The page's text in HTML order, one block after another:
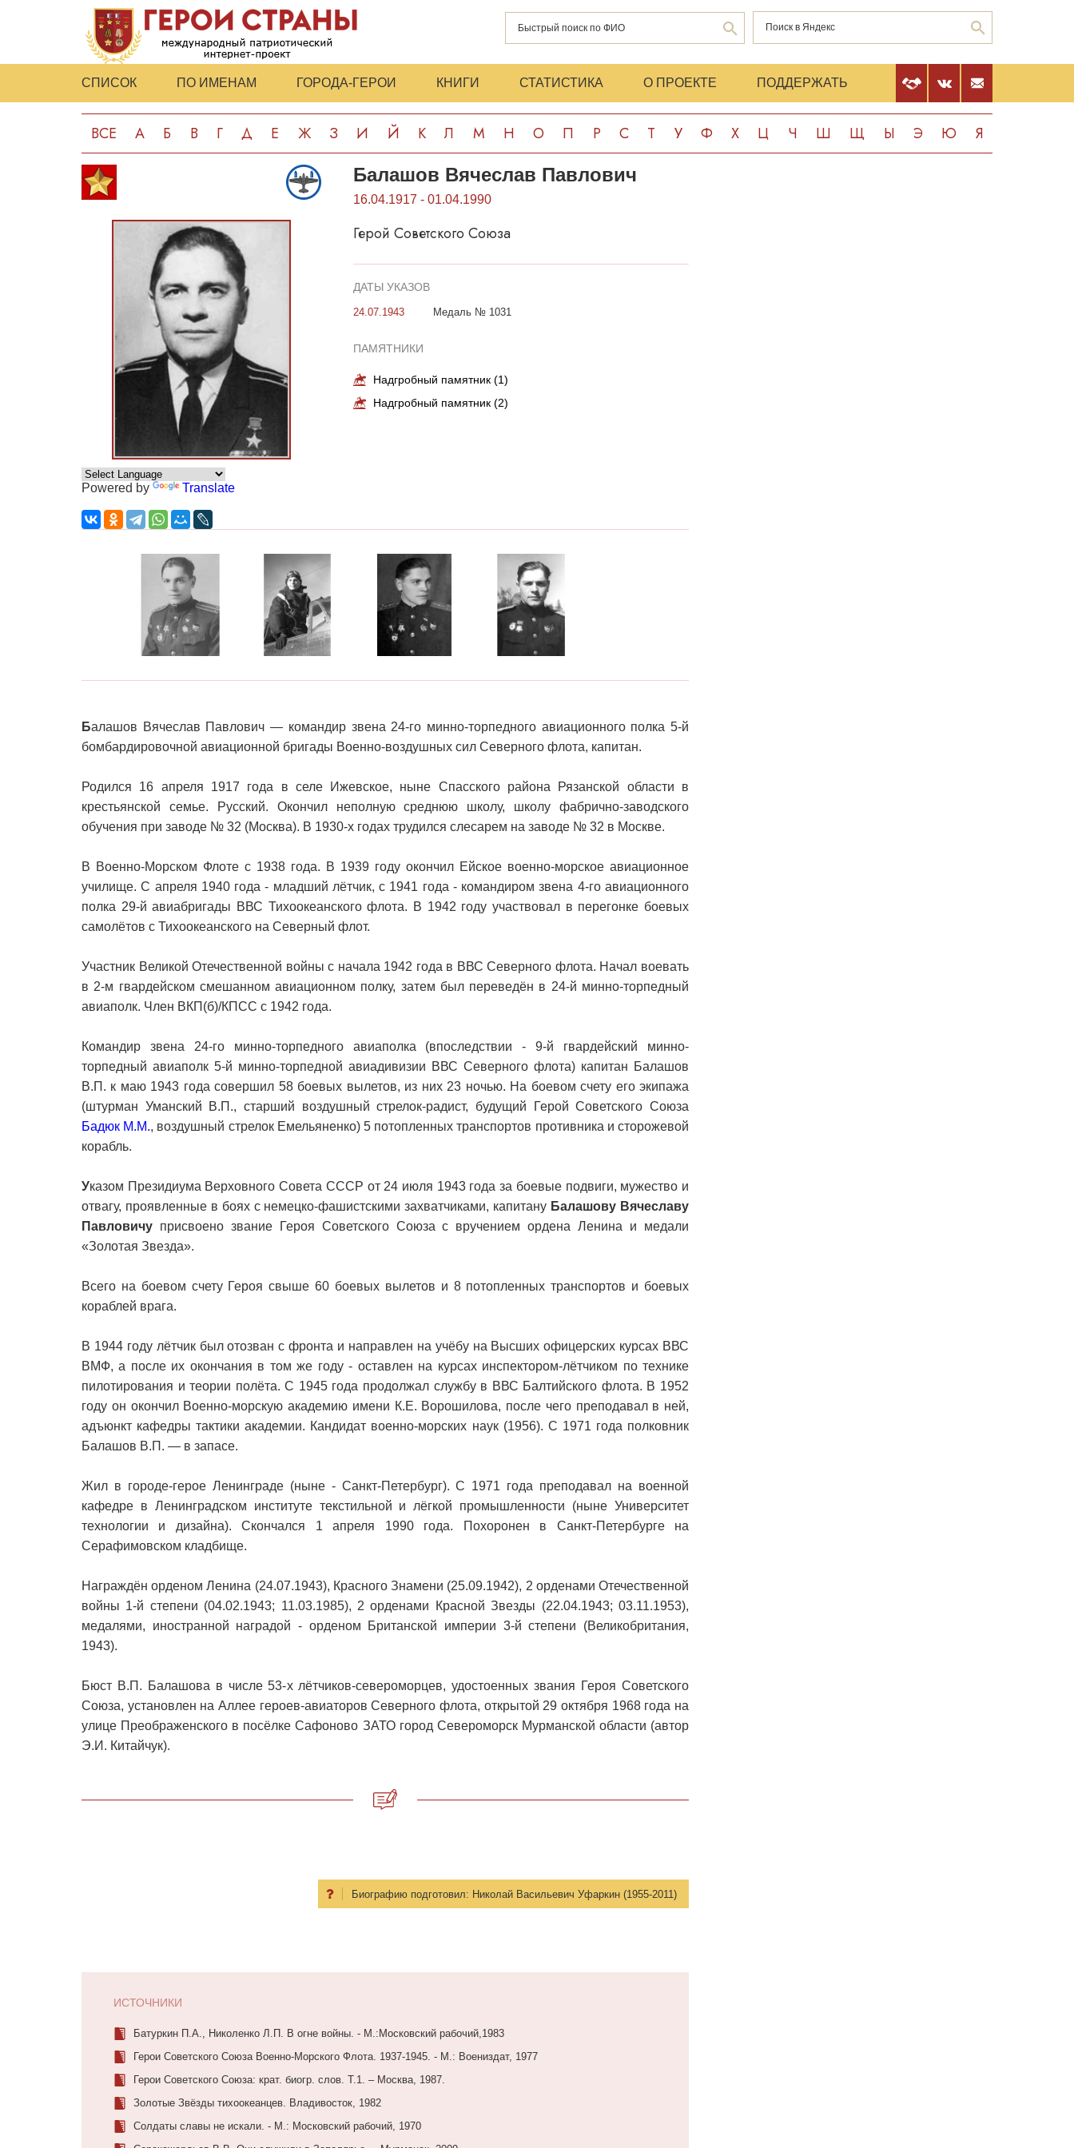
СПИСОК ПО ИМЕНАМ ГОРОДА-ГЕРОИ КНИГИ СТАТИСТИКА О ПРОЕКТЕ ПОДДЕРЖАТЬ
ВСЕ А Б В Г Д Е Ж З И Й К Л М Н О П Р С Т У Ф Х Ц Ч Ш Щ Ы Э Ю Я
Powered by Translate
Балашов Вячеслав Павлович
16.04.1917 - 01.04.1990
Герой Советского Союза
ДАТЫ УКАЗОВ
24.07.1943 Медаль № 1031
ПАМЯТНИКИ
Надгробный памятник (1)
Надгробный памятник (2)
Балашов Вячеслав Павлович — командир звена 24-го минно-торпедного авиационного полка 5-й
бомбардировочной авиационной бригады Военно-воздушных сил Северного флота, капитан.
Родился 16 апреля 1917 года в селе Ижевское, ныне Спасского района Рязанской области в
крестьянской семье. Русский. Окончил неполную среднюю школу, школу фабрично-заводского
обучения при заводе № 32 (Москва). В 1930-х годах трудился слесарем на заводе № 32 в Москве.
В Военно-Морском Флоте с 1938 года. В 1939 году окончил Ейское военно-морское авиационное
училище. С апреля 1940 года - младший лётчик, с 1941 года - командиром звена 4-го авиационного
полка 29-й авиабригады ВВС Тихоокеанского флота. В 1942 году участвовал в перегонке боевых
самолётов с Тихоокеанского на Северный флот.
Участник Великой Отечественной войны с начала 1942 года в ВВС Северного флота. Начал воевать
в 2-м гвардейском смешанном авиационном полку, затем был переведён в 24-й минно-торпедный
авиаполк. Член ВКП(б)/КПСС с 1942 года.
Командир звена 24-го минно-торпедного авиаполка (впоследствии - 9-й гвардейский минно-
торпедный авиаполк 5-й минно-торпедной авиадивизии ВВС Северного флота) капитан Балашов
В.П. к маю 1943 года совершил 58 боевых вылетов, из них 23 ночью. На боевом счету его экипажа
(штурман Уманский В.П., старший воздушный стрелок-радист, будущий Герой Советского Союза
Бадюк М.М., воздушный стрелок Емельяненко) 5 потопленных транспортов противника и сторожевой
корабль.
Указом Президиума Верховного Совета СССР от 24 июля 1943 года за боевые подвиги, мужество и
отвагу, проявленные в боях с немецко-фашистскими захватчиками, капитану Балашову Вячеславу
Павловичу присвоено звание Героя Советского Союза с вручением ордена Ленина и медали
«Золотая Звезда».
Всего на боевом счету Героя свыше 60 боевых вылетов и 8 потопленных транспортов и боевых
кораблей врага.
В 1944 году лётчик был отозван с фронта и направлен на учёбу на Высших офицерских курсах ВВС
ВМФ, а после их окончания в том же году - оставлен на курсах инспектором-лётчиком по технике
пилотирования и теории полёта. С 1945 года продолжал службу в ВВС Балтийского флота. В 1952
году он окончил Военно-морскую академию имени К.Е. Ворошилова, после чего преподавал в ней,
адъюнкт кафедры тактики академии. Кандидат военно-морских наук (1956). С 1971 года полковник
Балашов В.П. — в запасе.
Жил в городе-герое Ленинграде (ныне - Санкт-Петербург). С 1971 года преподавал на военной
кафедре в Ленинградском институте текстильной и лёгкой промышленности (ныне Университет
технологии и дизайна). Скончался 1 апреля 1990 года. Похоронен в Санкт-Петербурге на
Серафимовском кладбище.
Награждён орденом Ленина (24.07.1943), Красного Знамени (25.09.1942), 2 орденами Отечественной
войны 1-й степени (04.02.1943; 11.03.1985), 2 орденами Красной Звезды (22.04.1943; 03.11.1953),
медалями, иностранной наградой - орденом Британской империи 3-й степени (Великобритания,
1943).
Бюст В.П. Балашова в числе 53-х лётчиков-североморцев, удостоенных звания Героя Советского
Союза, установлен на Аллее героев-авиаторов Северного флота, открытой 29 октября 1968 года на
улице Преображенского в посёлке Сафоново ЗАТО город Североморск Мурманской области (автор
Э.И. Китайчук).
Биографию подготовил: Николай Васильевич Уфаркин (1955-2011)
ИСТОЧНИКИ
Батуркин П.А., Николенко Л.П. В огне войны. - М.:Московский рабочий,1983
Герои Советского Союза Военно-Морского Флота. 1937-1945. - М.: Воениздат, 1977
Герои Советского Союза: крат. биогр. слов. Т.1. – Москва, 1987.
Золотые Звёзды тихоокеанцев. Владивосток, 1982
Солдаты славы не искали. - М.: Московский рабочий, 1970